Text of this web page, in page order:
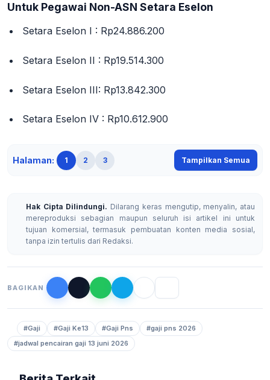
Untuk Pegawai Non-ASN Setara Eselon
Setara Eselon I : Rp24.886.200
Setara Eselon II : Rp19.514.300
Setara Eselon III: Rp13.842.300
Setara Eselon IV: Rp10.612.900
Halaman: 1 2 3 Tampilkan Semua
Hak Cipta Dilindungi. Dilarang keras mengutip, menyalin, atau
mereproduksi sebagian maupun seluruh isi artikel ini untuk
tujuan komersial, termasuk pembuatan konten media sosial,
tanpa izin tertulis dari Redaksi.
BAGIKAN
#Gaji #Gaji Ke13 #Gaji Pns
#gaji pns 2026
#jadwal pencairan gaji 13 juni 2026